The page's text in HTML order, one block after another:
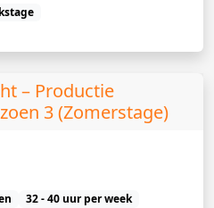
– Productie
3 (Zomerstage)
32 - 40 uur per week